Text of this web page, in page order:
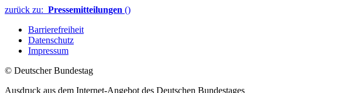
zurück zu: Pressemitteilungen ()
Barrierefreiheit
Datenschutz
Impressum
© Deutscher Bundestag
Ausdruck aus dem Internet-Angebot des Deutschen Bundestages